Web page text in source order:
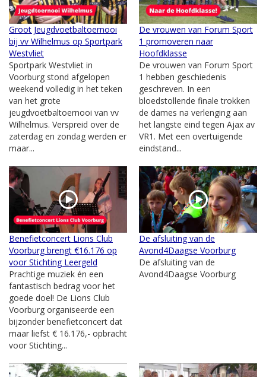
Groot Jeugdvoetbaltoernooi
bij vv Wilhelmus op Sportpark
Westvliet
Sportpark Westvliet in
Voorburg stond afgelopen
weekend volledig in het teken
van het grote
jeugdvoetbaltoernooi van vv
Wilhelmus. Verspreid over de
zaterdag en zondag werden er
maar...
De vrouwen van Forum Sport
1 promoveren naar
Hoofdklasse
De vrouwen van Forum Sport
1 hebben geschiedenis
geschreven. In een
bloedstollende finale trokken
de dames na verlenging aan
het langste eind tegen Ajax av
VR1. Met een overtuigende
eindstand...
Benefietconcert Lions Club
Voorburg brengt €16.176 op
voor Stichting Leergeld
Prachtige muziek én een
fantastisch bedrag voor het
goede doel! De Lions Club
Voorburg organiseerde een
bijzonder benefietconcert dat
maar liefst € 16.176,- opbracht
voor Stichting...
De afsluiting van de
Avond4Daagse Voorburg
De afsluiting van de
Avond4Daagse Voorburg